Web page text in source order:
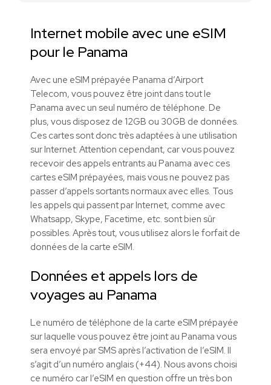
Internet mobile avec une eSIM
pour le Panama
Avec une eSIM prépayée Panama d’Airport
Telecom, vous pouvez être joint dans tout le
Panama avec un seul numéro de téléphone. De
plus, vous disposez de 12GB ou 30GB de données.
Ces cartes sont donc très adaptées à une utilisation
sur Internet. Attention cependant, car vous pouvez
recevoir des appels entrants au Panama avec ces
cartes eSIM prépayées, mais vous ne pouvez pas
passer d’appels sortants normaux avec elles. Tous
les appels qui passent par Internet, comme avec
Whatsapp, Skype, Facetime, etc. sont bien sûr
possibles. Après tout, vous utilisez alors le forfait de
données de la carte eSIM.
Données et appels lors de
voyages au Panama
Le numéro de téléphone de la carte eSIM prépayée
sur laquelle vous pouvez être joint au Panama vous
sera envoyé par SMS après l’activation de l’eSIM. Il
s’agit d’un numéro anglais (+44). Nous avons choisi
ce numéro car l’eSIM en question offre un très bon